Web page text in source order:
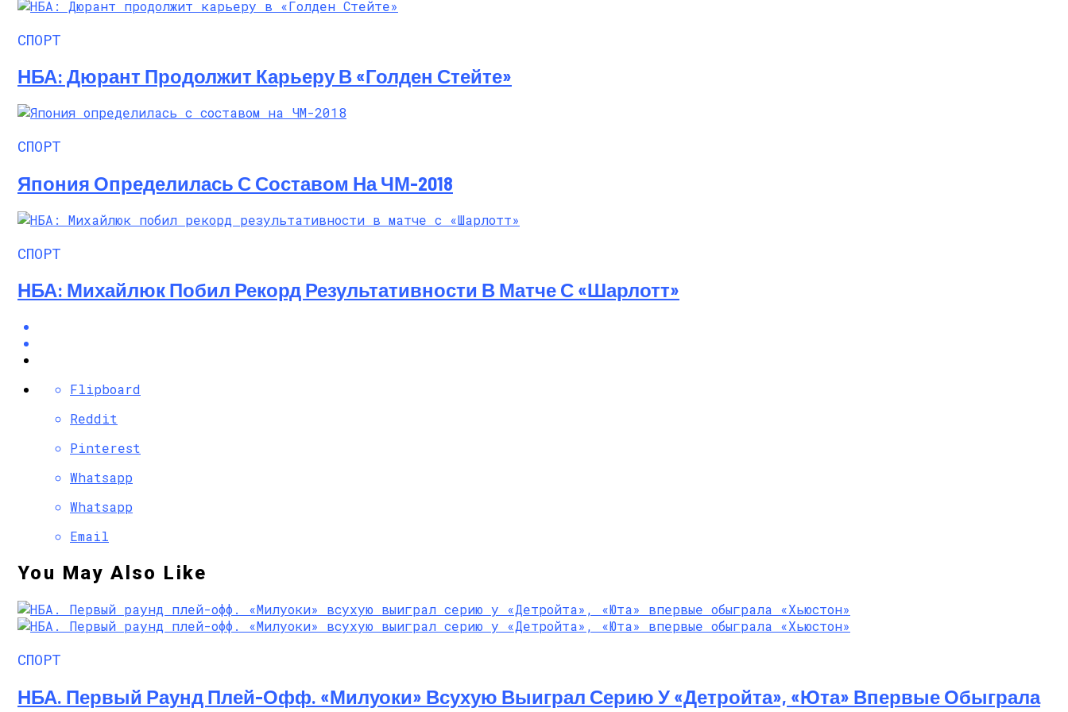
Алёна Шоптенко Показала Танцевальный Мастер-Класс На Пляже В Турции
СПОРТ
НБА: Дюрант Продолжит Карьеру В «Голден Стейте»
СПОРТ
Япония Определилась С Составом На ЧМ-2018
СПОРТ
НБА: Михайлюк Побил Рекорд Результативности В Матче С «Шарлотт»
Flipboard
Reddit
Pinterest
Whatsapp
Whatsapp
Email
You May Also Like
СПОРТ
НБА. Первый Раунд Плей-Офф. «Милуоки» Всухую Выиграл Серию У «Детройта», «Юта» Впервые Обыграла